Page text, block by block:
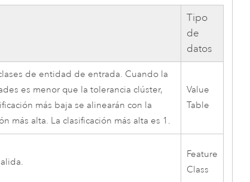
Tipo
de
datos
de entidad de entrada. Cuando la
es menor que la tolerancia clúster,
más baja se alinearán con la
más alta. La clasificación más alta es 1.
Value
Table
Feature
Class